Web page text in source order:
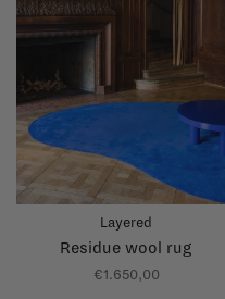
Layered
Residue wool rug
€1.650,00